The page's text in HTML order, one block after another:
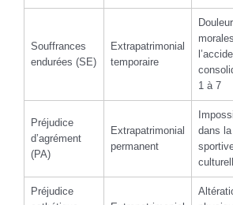
Souffrances
endurées (SE)
Extrapatrimonial
temporaire
1 à 7
Préjudice
d’agrément
(PA)
Extrapatrimonial
permanent
dans la
Préjudice